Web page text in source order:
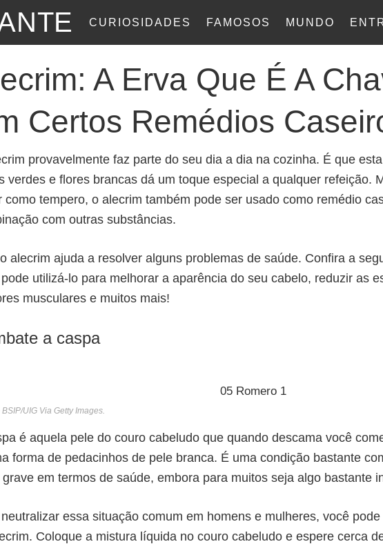
CURIOSIDADES FAMOSOS MUNDO
A Erva Que É A
Certos Remédios
provavelmente faz parte do seu dia a dia na cozinha. É que
verdes e flores brancas dá um toque especial a qualquer refeição.
como tempero, o alecrim também pode ser usado como remédio
com outras substâncias.
alecrim ajuda a resolver alguns problemas de saúde. Confira a
utilizá-lo para melhorar a aparência do seu cabelo, reduzir as
musculares e muitos mais!
a caspa
UIG Via Getty Images.
é aquela pele do couro cabeludo que quando descama você
forma de pedacinhos de pele branca. É uma condição bastante
grave em termos de saúde, embora para muitos seja algo bastante
essa situação comum em homens e mulheres, você
Coloque a mistura líquida no couro cabeludo e espere cerca